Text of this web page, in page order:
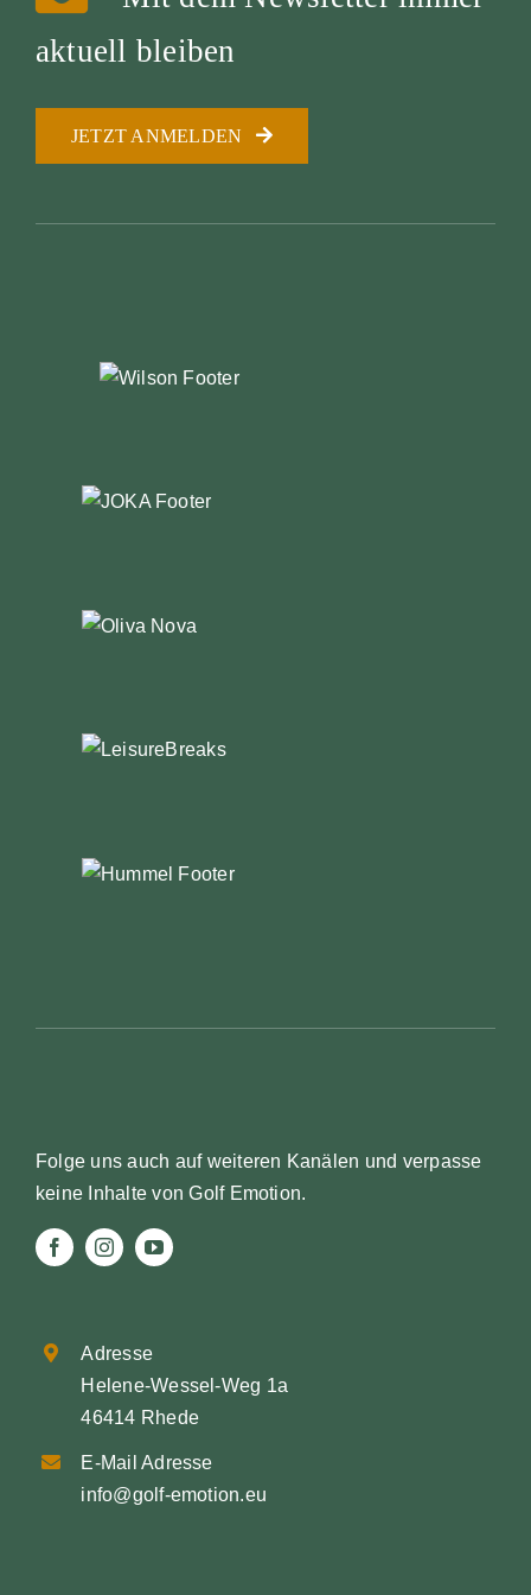
aktuell bleiben
JETZT ANMELDEN
Folge uns auch auf weiteren Kanälen und verpasse
keine Inhalte von Golf Emotion.
Adresse
Helene-Wessel-Weg 1a
46414 Rhede
E-Mail Adresse
info@golf-emotion.eu